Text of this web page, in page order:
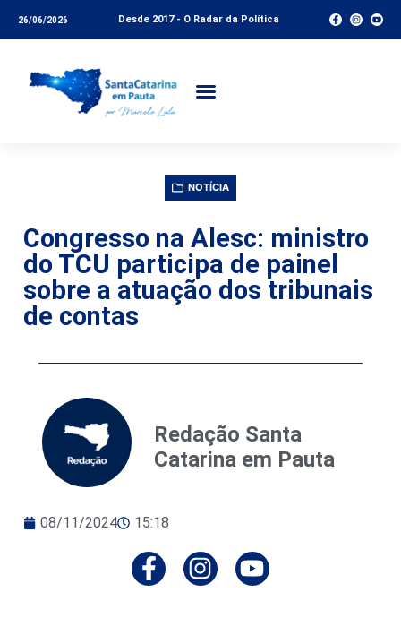
26/06/2026 Desde 2017 - O Radar da Política
NOTÍCIA
Congresso na Alesc: ministro
do TCU participa de painel
sobre a atuação dos tribunais
de contas
Redação Santa
Catarina em Pauta
08/11/2024 15:18